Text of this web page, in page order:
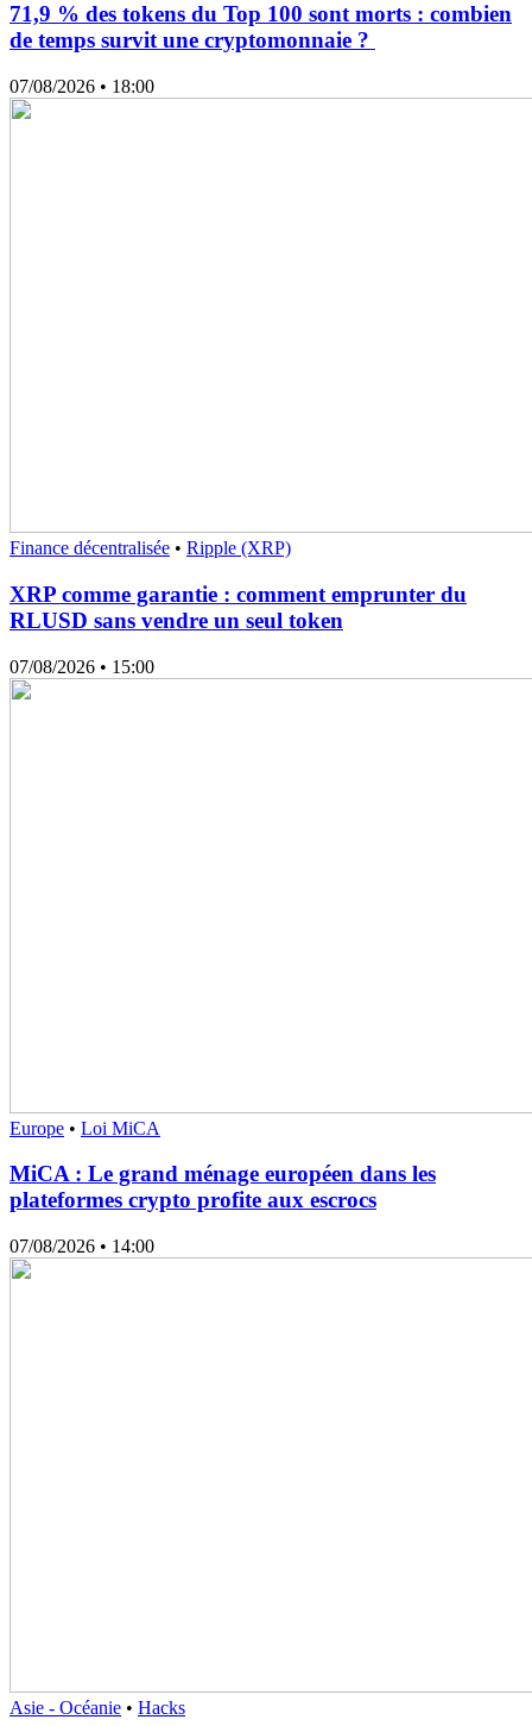
71,9 % des tokens du Top 100 sont morts : combien
de temps survit une cryptomonnaie ?
07/08/2026 • 18:00
Finance décentralisée • Ripple (XRP)
XRP comme garantie : comment emprunter du
RLUSD sans vendre un seul token
07/08/2026 • 15:00
Europe • Loi MiCA
MiCA : Le grand ménage européen dans les
plateformes crypto profite aux escrocs
07/08/2026 • 14:00
Asie - Océanie • Hacks